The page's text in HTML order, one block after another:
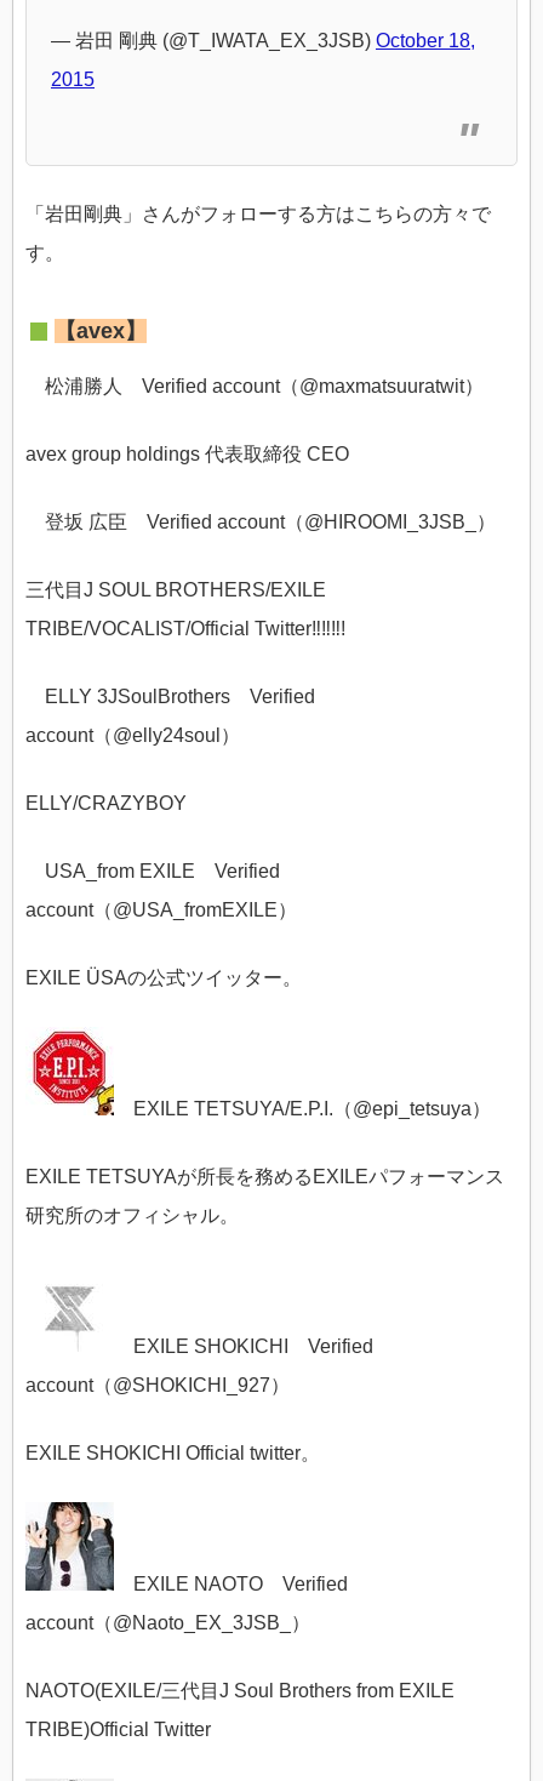
— 岩田 剛典 (@T_IWATA_EX_3JSB) October 18,
2015
「岩田剛典」さんがフォローする方はこちらの方々で
す。
【avex】
松浦勝人 Verified account（@maxmatsuuratwit）
avex group holdings 代表取締役 CEO
登坂 広臣 Verified account（@HIROOMI_3JSB_）
三代目J SOUL BROTHERS/EXILE
TRIBE/VOCALIST/Official Twitter‼︎‼︎‼︎!
ELLY 3JSoulBrothers Verified
account（@elly24soul）
ELLY/CRAZYBOY
USA_from EXILE Verified
account（@USA_fromEXILE）
EXILE ÜSAの公式ツイッター。
EXILE TETSUYA/E.P.I.（@epi_tetsuya）
EXILE TETSUYAが所長を務めるEXILEパフォーマンス
研究所のオフィシャル。
EXILE SHOKICHI Verified
account（@SHOKICHI_927）
EXILE SHOKICHI Official twitter。
EXILE NAOTO Verified
account（@Naoto_EX_3JSB_）
NAOTO(EXILE/三代目J Soul Brothers from EXILE
TRIBE)Official Twitter